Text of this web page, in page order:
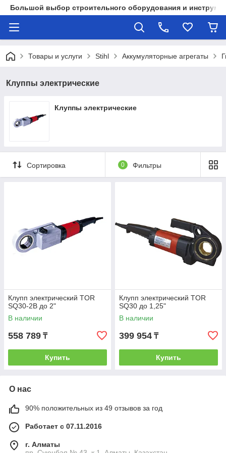
Большой выбор строительного оборудования и
Товары и услуги Stihl Аккумуляторные агрегаты
Клуппы электрические
Клуппы электрические
Сортировка 0 Фильтры
Клупп электрический TOR
SQ30-2B до 2"
В наличии
558 789 ₸
Купить
Клупп электрический TOR
SQ30 до 1,25"
В наличии
399 954 ₸
Купить
О нас
90% положительных из 49 отзывов за год
Работает с 07.11.2016
г. Алматы